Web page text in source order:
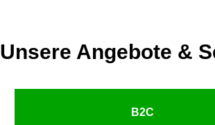
Unsere Angebote &
B2C